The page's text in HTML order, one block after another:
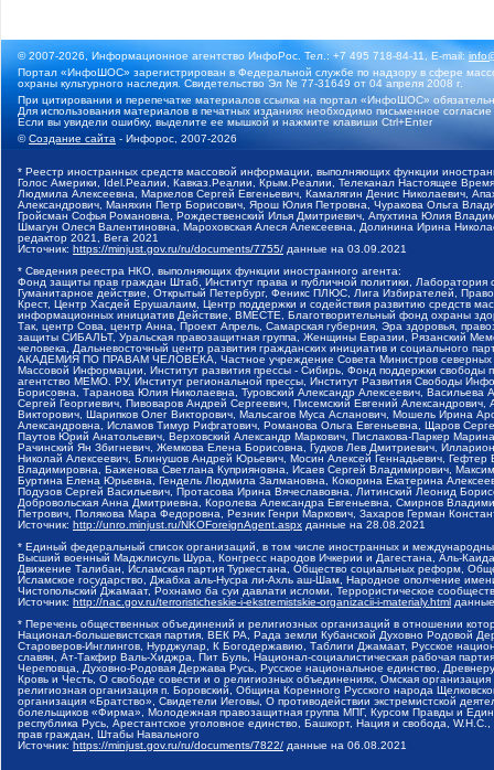
© 2007-2026, Информационное агентство ИнфоРос. Тел.: +7 495 718-84-11, E-mail:
Портал «ИнфоШОС» зарегистрирован в Федеральной службе по надзору в сфере
охраны культурного наследия. Свидетельство Эл № 77-31649 от 04 апреля 2008 г.
При цитировании и перепечатке материалов ссылка на портал «ИнфоШОС»
Для использования материалов в печатных изданиях необходимо письменное
Если вы увидели ошибку, выделите ее мышкой и нажмите клавиши Ctrl+Enter
©Создание сайта - Инфорос, 2007-2026
* Реестр иностранных средств массовой информации, выполняющих функции
Голос Америки, Idel.Реалии, Кавказ.Реалии, Крым.Реалии, Телеканал Настоящее
Людмила Алексеевна, Маркелов Сергей Евгеньевич, Камалягин Денис Николаевич,
Александрович, Маняхин Петр Борисович, Ярош Юлия Петровна, Чуракова Ольга
Гройсман Софья Романовна, Рождественский Илья Дмитриевич, Апухтина Юлия
Шмагун Олеся Валентиновна, Мароховская Алеся Алексеевна, Долинина Ирина
редактор 2021, Вега 2021
Источник: https://minjust.gov.ru/ru/documents/7755/ данные на 03.09.2021
* Сведения реестра НКО, выполняющих функции иностранного агента:
Фонд защиты прав граждан Штаб, Институт права и публичной политики,
Гуманитарное действие, Открытый Петербург, Феникс ПЛЮС, Лига Избирателей,
Крест, Центр Хасдей Ерушалаим, Центр поддержки и содействия развитию средств
информационных инициатив Действие, ВМЕСТЕ, Благотворительный фонд охраны
Так, центр Сова, центр Анна, Проект Апрель, Самарская губерния, Эра здоровья,
защиты СИБАЛЬТ, Уральская правозащитная группа, Женщины Евразии, Рязанский
человека, Дальневосточный центр развития гражданских инициатив и социального
АКАДЕМИЯ ПО ПРАВАМ ЧЕЛОВЕКА, Частное учреждение Совета Министров северных
Массовой Информации, Институт развития прессы - Сибирь, Фонд поддержки
агентство МЕМО. РУ, Институт региональной прессы, Институт Развития Свободы
Борисовна, Таранова Юлия Николаевна, Туровский Александр Алексеевич,
Сергей Георгиевич, Пивоваров Андрей Сергеевич, Писемский Евгений
Викторович, Шарипков Олег Викторович, Мальсагов Муса Асланович, Мошель Ирина
Александровна, Исламов Тимур Рифгатович, Романова Ольга Евгеньевна, Щаров
Паутов Юрий Анатольевич, Верховский Александр Маркович, Пислакова-Паркер
Рачинский Ян Збигневич, Жемкова Елена Борисовна, Гудков Лев Дмитриевич,
Николай Алексеевич, Блинушов Андрей Юрьевич, Мосин Алексей Геннадьевич,
Владимировна, Баженова Светлана Куприяновна, Исаев Сергей Владимирович,
Буртина Елена Юрьевна, Гендель Людмила Залмановна, Кокорина Екатерина
Подузов Сергей Васильевич, Протасова Ирина Вячеславовна, Литинский Леонид
Добровольская Анна Дмитриевна, Королева Александра Евгеньевна, Смирнов
Петрович, Полякова Мара Федоровна, Резник Генри Маркович, Захаров Герман
Источник: http://unro.minjust.ru/NKOForeignAgent.aspx данные на 28.08.2021
* Единый федеральный список организаций, в том числе иностранных и
Высший военный Маджлисуль Шура, Конгресс народов Ичкерии и Дагестана, Аль-
Движение Талибан, Исламская партия Туркестана, Общество социальных реформ,
Исламское государство, Джабха аль-Нусра ли-Ахль аш-Шам, Народное ополчение
Чистопольский Джамаат, Рохнамо ба суи давлати исломи, Террористическое
Источник: http://nac.gov.ru/terroristicheskie-i-ekstremistskie-organizacii-i-materialy.html
* Перечень общественных объединений и религиозных организаций в отношении
Национал-большевистская партия, ВЕК РА, Рада земли Кубанской Духовно Родовой
Староверов-Инглингов, Нурджулар, К Богодержавию, Таблиги Джамаат, Русское
славян, Ат-Такфир Валь-Хиджра, Пит Буль, Национал-социалистическая рабочая
Череповца, Духовно-Родовая Держава Русь, Русское национальное единство,
Кровь и Честь, О свободе совести и о религиозных объединениях, Омская
религиозная организация п. Боровский, Община Коренного Русского народа
организация «Братство», Свидетели Иеговы, О противодействии экстремистской
болельщиков «Фирма», Молодежная правозащитная группа МПГ, Курсом Правды и
республика Русь, Арестантское уголовное единство, Башкорт, Нация и свобода,
прав граждан, Штабы Навального
Источник: https://minjust.gov.ru/ru/documents/7822/ данные на 06.08.2021